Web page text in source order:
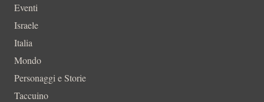
Eventi
Israele
Italia
Mondo
Personaggi e Storie
Taccuino